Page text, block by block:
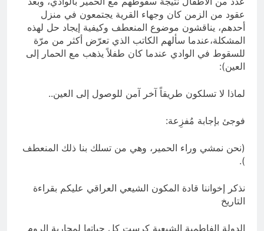
عقود من الزمن كان وجهاء القرية يجتمعون في منزل
أحدهم، يناقشون موضوع المنعطف وكيفية إيجاد حل لهذه
المشكلة،عندما سألهم الكاتب الذي تعرّض أكثر من مرّة
للسقوط في الوادي عندما كان طفلاً يذهب مع الحمار إلى
العين):
لماذا لا تسلكون طريقاً آخر آمن للوصول إلى العين..
‏فوجئ بإجابة مُفزِعة:
(نحن نمشي وراء الحمير، وهي من تسلك بنا ذلك المنعطف
).
نذكر إخواننا قادة المكون الشيعي العراقي عليكم بقراءة
التاريخ
الدولة الفاطمية الشيعية كرست كل حياتها لمحاربة الروم